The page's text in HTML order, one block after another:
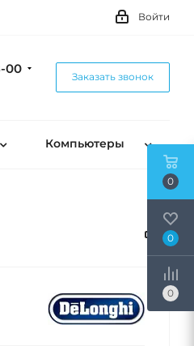
Войти
00
Заказать звонок
Компьютеры
0
0
0